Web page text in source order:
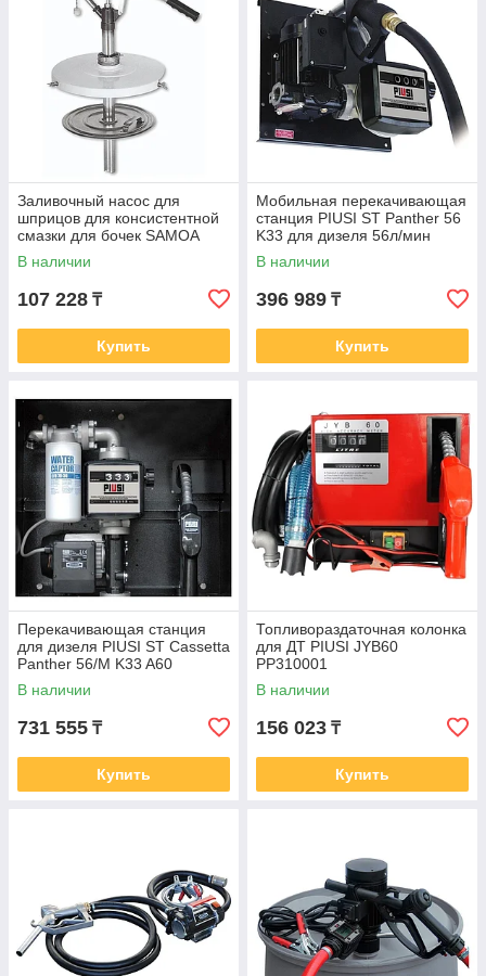
Заливочный насос для
шприцов для консистентной
смазки для бочек SAMOA
20кг 108050
В наличии
107 228 ₸
Купить
Мобильная перекачивающая
станция PIUSI ST Panther 56
K33 для дизеля 56л/мин
F00385P0A
В наличии
396 989 ₸
Купить
Перекачивающая станция
для дизеля PIUSI ST Cassetta
Panther 56/M K33 A60
F00365P0A
В наличии
731 555 ₸
Купить
Топливораздаточная колонка
для ДТ PIUSI JYB60
PP310001
В наличии
156 023 ₸
Купить